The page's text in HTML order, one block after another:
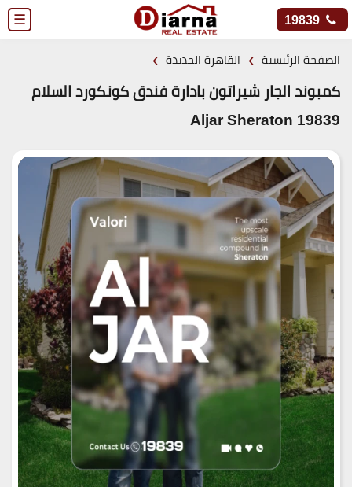
☰ 19839
الصفحة الرئيسية › القاهرة الجديدة ›
كمبوند الجار شيراتون بادارة فندق كونكورد السلام
19839 Aljar Sheraton